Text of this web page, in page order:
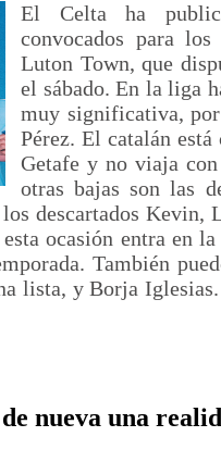
El Celta ha
convocados para
Luton Town, que
el sábado. En la liga
muy significativa,
Pérez. El catalán
Getafe y no viaja
otras bajas son las
descartados Kevin,
ocasión entra en
También
lista, y Borja
nueva una